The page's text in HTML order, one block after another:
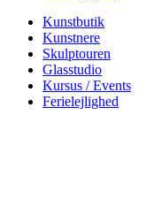
Kunstbutik
Kunstnere
Skulptouren
Glasstudio
Kursus / Events
Ferielejlighed